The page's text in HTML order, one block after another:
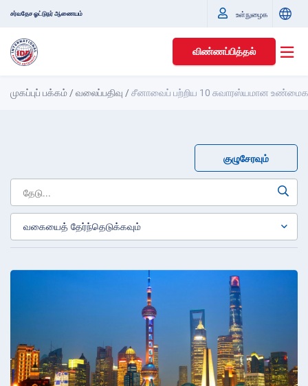
சர்வதேச ஓட்டுநர் ஆணையம் உள்நுழைக
விண்ணப்பித்தல்
முகப்புப் பக்கம் /வலைப்பதிவு /சீனாவைப் பற்றிய 10 சுவாரஸ்யமான
குழுசேரவும்